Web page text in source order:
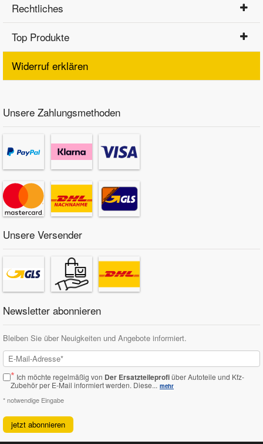
Rechtliches
Top Produkte
Widerruf erklären
Unsere Zahlungsmethoden
Unsere Versender
Newsletter abonnieren
Bleiben Sie über Neuigkeiten und Angebote informiert.
* Ich möchte regelmäßig von Der Ersatzteileprofiüber Autoteile und Kfz-
Zubehör per E-Mail informiert werden. Diese... mehr
* notwendige Eingabe
jetzt abonnieren